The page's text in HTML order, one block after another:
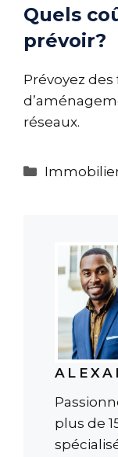
Quels
prévoir?
Prévoyez des
réseaux.
Catégories
plus de